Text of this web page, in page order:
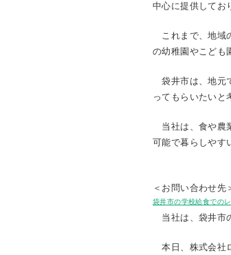
中心に提供してお
これまで、地域
の幼稚園やこども
袋井市は、地元
ってもらいたいと
当社は、食や農
可能で暮らしやす
＜お問い合わせ
袋井市の学校給食での
当社は、袋井市
本日、株式会社